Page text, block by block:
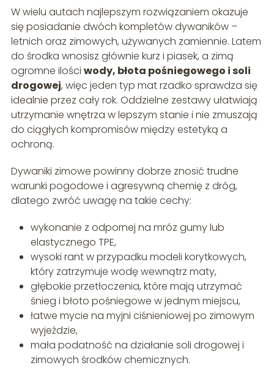
W wielu autach najlepszym rozwiązaniem okazuje
się posiadanie dwóch kompletów dywaników –
letnich oraz zimowych, używanych zamiennie. Latem
do środka wnosisz głównie kurz i piasek, a zimą
ogromne ilości wody, błota pośniegowego i soli
drogowej, więc jeden typ mat rzadko sprawdza się
idealnie przez cały rok. Oddzielne zestawy ułatwiają
utrzymanie wnętrza w lepszym stanie i nie zmuszają
do ciągłych kompromisów między estetyką a
ochroną.
Dywaniki zimowe powinny dobrze znosić trudne
warunki pogodowe i agresywną chemię z dróg,
dlatego zwróć uwagę na takie cechy:
wykonanie z odpornej na mróz gumy lub
elastycznego TPE,
wysoki rant w przypadku modeli korytkowych,
który zatrzymuje wodę wewnątrz maty,
głębokie przetłoczenia, które mają utrzymać
śnieg i błoto pośniegowe w jednym miejscu,
łatwe mycie na myjni ciśnieniowej po zimowym
wyjeździe,
mała podatność na działanie soli drogowej i
zimowych środków chemicznych.